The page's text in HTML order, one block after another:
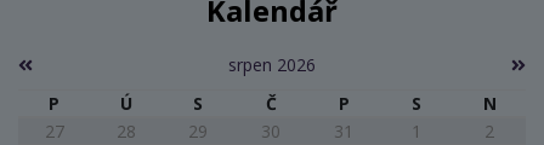
Kalendář
srpen 2026
P
Ú S Č P S
N
27
28 29 30 31 1
2